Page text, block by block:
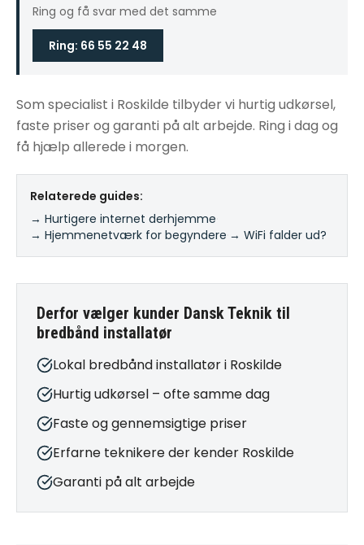
Ring og få svar med det samme
Ring: 66 55 22 48
Som specialist i Roskilde tilbyder vi hurtig udkørsel,
faste priser og garanti på alt arbejde. Ring i dag og
få hjælp allerede i morgen.
Relaterede guides:
→ Hurtigere internet derhjemme
→ Hjemmenetværk for begyndere → WiFi falder ud?
Derfor vælger kunder Dansk Teknik til
bredbånd installatør
Lokal bredbånd installatør i Roskilde
Hurtig udkørsel – ofte samme dag
Faste og gennemsigtige priser
Erfarne teknikere der kender Roskilde
Garanti på alt arbejde